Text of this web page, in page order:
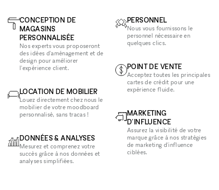
CONCEPTION DE
MAGASINS
PERSONNALISÉE
Nos experts vous proposeront
des idées d'aménagement et de
design pour améliorer
l'expérience client.
LOCATION DE MOBILIER
Louez directement chez nous le
mobilier de votre moodboard
personnalisé, sans tracas !
DONNÉES & ANALYSES
Mesurez et comprenez votre
succès grâce à nos données et
analyses simplifiées.
PERSONNEL
Nous vous fournissons le
personnel nécessaire en
quelques clics.
POINT DE VENTE
Acceptez toutes les principales
cartes de crédit pour une
expérience fluide.
MARKETING
D'INFLUENCE
Assurez la visibilité de votre
marque grâce à nos stratégies
de marketing d'influence
ciblées.